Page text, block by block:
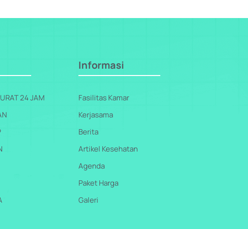
24 JAM
Informasi
Fasilitas Kamar
Kerjasama
Berita
Artikel Kesehatan
Agenda
Paket Harga
Galeri